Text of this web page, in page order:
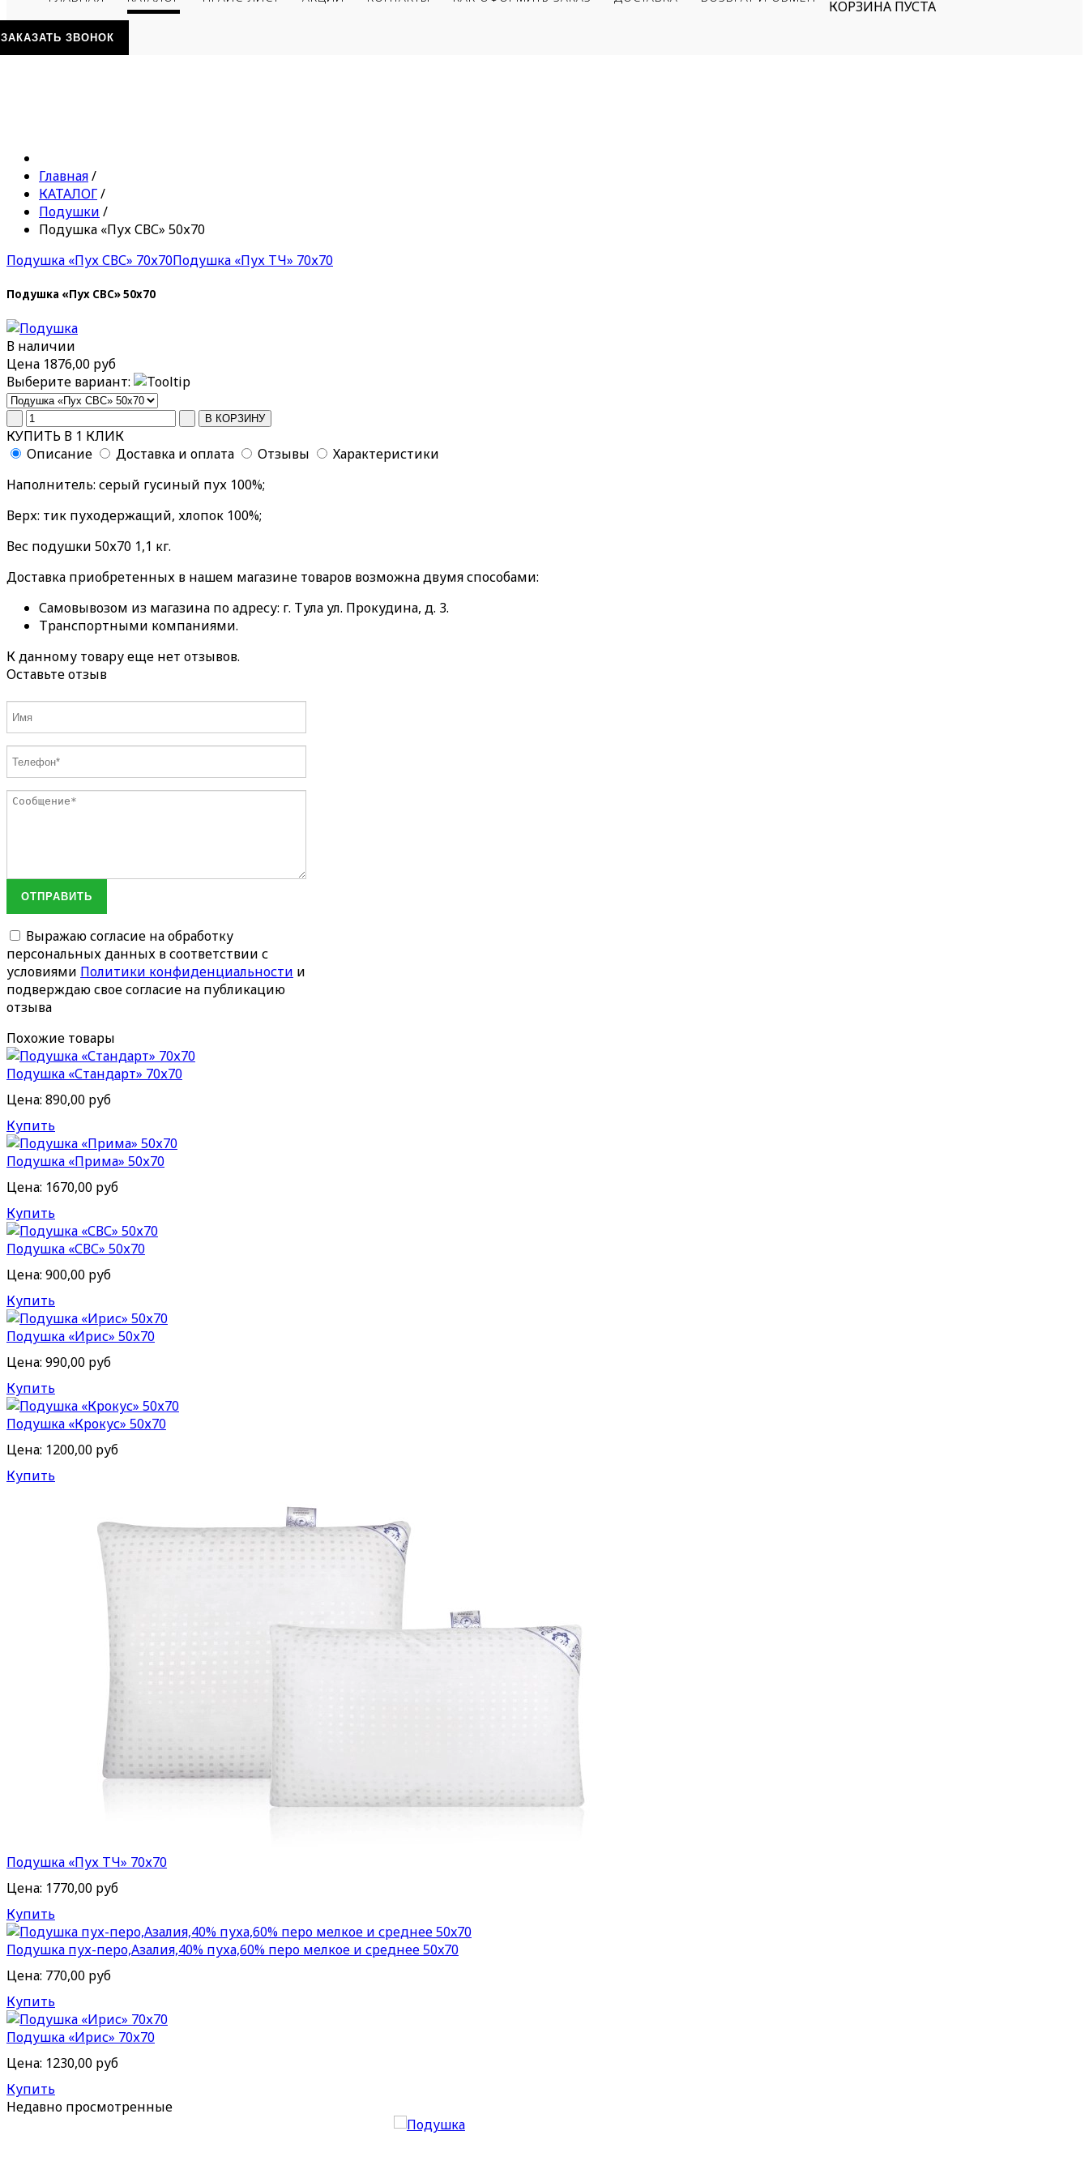
КОРЗИНА ПУСТА
ЗАКАЗАТЬ ЗВОНОК
Главная/
КАТАЛОГ/
Подушки /
Подушка «Пух СВС» 50х70
Подушка «Пух СВС» 70х70Подушка «Пух ТЧ» 70х70
Подушка «Пух СВС» 50х70
В наличии
Цена 1876,00 руб
Выберите вариант:
КУПИТЬ В 1 КЛИК
Описание
Доставка и оплата Отзывы
Характеристики
Наполнитель: серый гусиный пух 100%;
Верх: тик пуходержащий, хлопок 100%;
Вес подушки 50х70 1,1 кг.
Доставка приобретенных в нашем магазине товаров возможна двумя способами:
Самовывозом из магазина по адресу: г. Тула ул. Прокудина, д. 3.
Транспортными компаниями.
К данному товару еще нет отзывов.
Оставьте отзыв
ОТПРАВИТЬ
Выражаю согласие на обработку
персональных данных в соответствии с
условиями Политики конфиденциальности и
подверждаю свое согласие на публикацию
отзыва
Похожие товары
Подушка «Стандарт» 70х70
Цена: 890,00 руб
Купить
Подушка «Прима» 50х70
Цена: 1670,00 руб
Купить
Подушка «СВС» 50х70
Цена: 900,00 руб
Купить
Подушка «Ирис» 50х70
Цена: 990,00 руб
Купить
Подушка «Крокус» 50х70
Цена: 1200,00 руб
Купить
Подушка «Пух ТЧ» 70х70
Цена: 1770,00 руб
Купить
Подушка пух-перо,Азалия,40% пуха,60% перо мелкое и среднее 50x70
Цена: 770,00 руб
Купить
Подушка «Ирис» 70х70
Цена: 1230,00 руб
Купить
Недавно просмотренные